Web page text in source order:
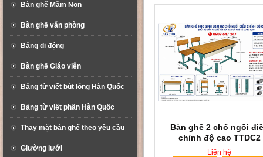
Bàn ghế Mầm Non
Bàn ghế văn phòng
Bảng di động
Bàn ghế Giáo viên
Bảng từ viết bút lông Hàn Quốc
Bảng từ viết phấn Hàn Quốc
Thay mặt bàn ghế theo yêu cầu
Giường lưới
Bàn ghế 2 chổ ngồi
chỉnh độ cao TTDC2
Liên hệ